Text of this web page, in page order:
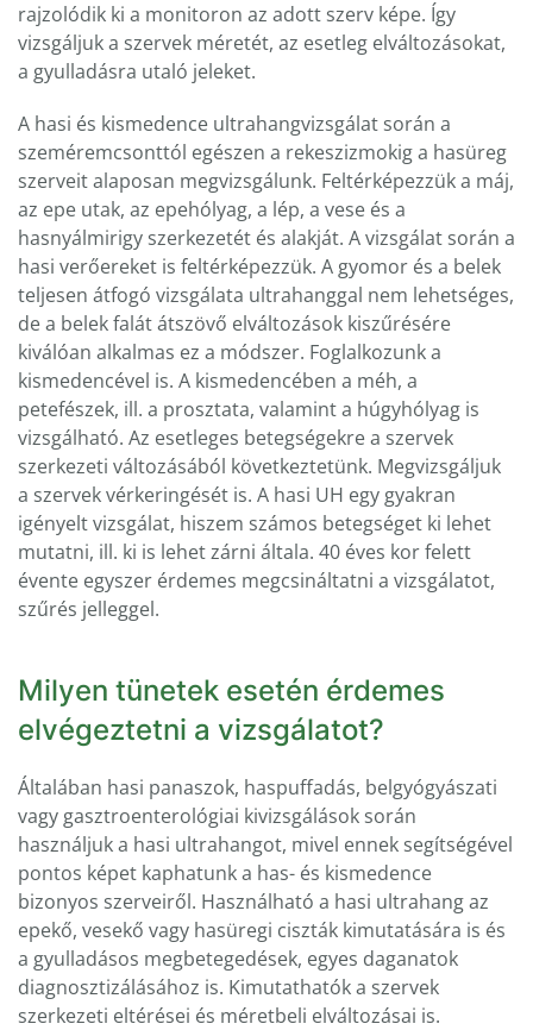
rajzolódik ki a monitoron az adott szerv képe. Így
vizsgáljuk a szervek méretét, az esetleg elváltozásokat,
a gyulladásra utaló jeleket.
A hasi és kismedence ultrahangvizsgálat során a
szeméremcsonttól egészen a rekeszizmokig a hasüreg
szerveit alaposan megvizsgálunk. Feltérképezzük a máj,
az epe utak, az epehólyag, a lép, a vese és a
hasnyálmirigy szerkezetét és alakját. A vizsgálat során a
hasi verőereket is feltérképezzük. A gyomor és a belek
teljesen átfogó vizsgálata ultrahanggal nem lehetséges,
de a belek falát átszövő elváltozások kiszűrésére
kiválóan alkalmas ez a módszer. Foglalkozunk a
kismedencével is. A kismedencében a méh, a
petefészek, ill. a prosztata, valamint a húgyhólyag is
vizsgálható. Az esetleges betegségekre a szervek
szerkezeti változásából következtetünk. Megvizsgáljuk
a szervek vérkeringését is. A hasi UH egy gyakran
igényelt vizsgálat, hiszem számos betegséget ki lehet
mutatni, ill. ki is lehet zárni általa. 40 éves kor felett
évente egyszer érdemes megcsináltatni a vizsgálatot,
szűrés jelleggel.
Milyen tünetek esetén érdemes
elvégeztetni a vizsgálatot?
Általában hasi panaszok, haspuffadás, belgyógyászati
vagy gasztroenterológiai kivizsgálások során
használjuk a hasi ultrahangot, mivel ennek segítségével
pontos képet kaphatunk a has- és kismedence
bizonyos szerveiről. Használható a hasi ultrahang az
epekő, vesekő vagy hasüregi ciszták kimutatására is és
a gyulladásos megbetegedések, egyes daganatok
diagnosztizálásához is. Kimutathatók a szervek
szerkezeti eltérései és méretbeli elváltozásai is.